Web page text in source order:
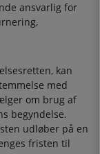
ansvarlig for
kan
med
om brug af
begyndelse.
udløber på en
fristen til